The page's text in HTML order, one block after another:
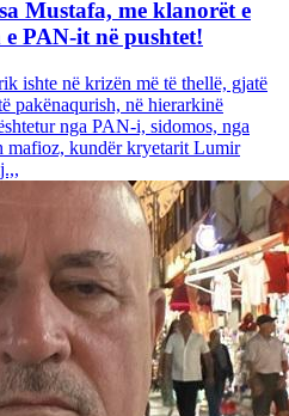
Mustafa, me klanorët e
PAN-it në pushtet!
ishte në krizën më të thellë, gjatë
pakënaqurish, në hierarkinë
nga PAN-i, sidomos, nga
mafioz, kundër kryetarit Lumir